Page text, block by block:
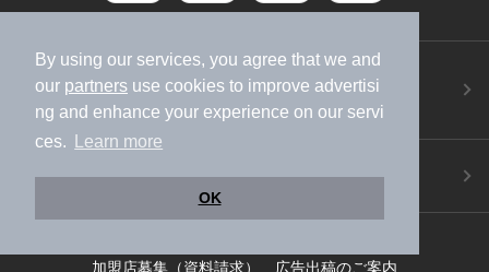
By using our services, you agree that we and
our partners use cookies to improve advertisi
ng and enhance your experience on our servi
ces.
Learn more
OK
ニフティ温泉アプリ
地図から温泉検索！お得な限定クーポンも！
今すぐダウンロード！
加盟店募集（資料請求）
広告出稿のご案内